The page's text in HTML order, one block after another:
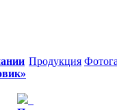
Продукция